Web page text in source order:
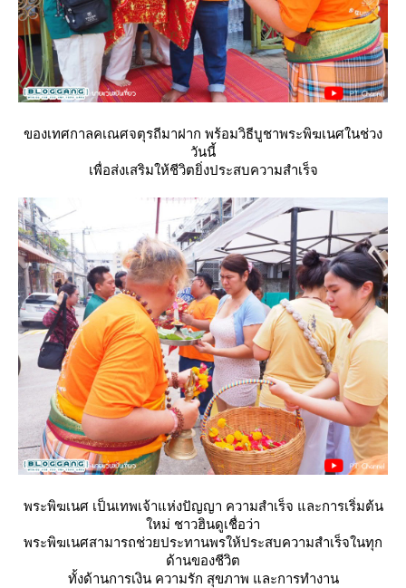
ของเทศกาลคเณศจตุรถีมาฝาก พร้อมวิธีบูชาพระพิฆเนศในช่วง
วันนี้
เพื่อส่งเสริมให้ชีวิตยิ่งประสบความสำเร็จ
พระพิฆเนศ เป็นเทพเจ้าแห่งปัญญา ความสำเร็จ และการเริ่มต้น
หม่ ชาวฮินดูเชื่อว่า
พระพิฆเนศสามารถช่วยประทานพรให้ประสบความสำเร็จในทุก
ด้านของชีวิต
ทั้งด้านการเงิน ความรัก สุขภาพ และการทำงาน